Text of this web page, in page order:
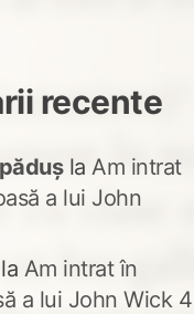
recente
la Am intrat
a lui John
Am intrat în
a lui John Wick 4